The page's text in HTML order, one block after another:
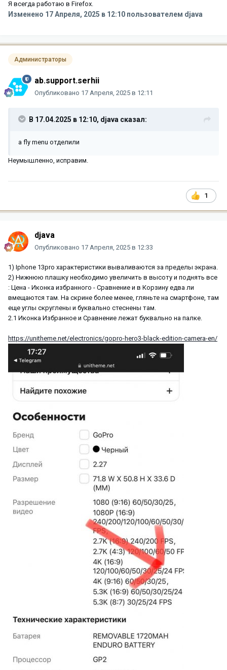
Я всегда работаю в Firefox.
Изменено 17 Апреля, 2025 в 12:10 пользователем djava
Администраторы
ab.support.serhii
Опубликовано 17 Апреля, 2025 в 12:11
В 17.04.2025 в 12:10, djava сказал:
а fly menu отделили
Неумышленно, исправим.
1
djava
Опубликовано 17 Апреля, 2025 в 12:33
1) Iphone 13pro характеристики вываливаются за пределы экрана.
2) Нижнюю плашку необходимо увеличить в высоту и поднять все
: Цена - Иконка избранного - Сравнение и в Корзину едва ли
вмещаются там. На скрине более менее, гляньте на смартфоне, там
еще углы скруглены и буквально стеснены там.
2.1 Иконка Избранное и Сравнение лежат буквально на палке.
https://unitheme.net/electronics/gopro-hero3-black-edition-camera-en/